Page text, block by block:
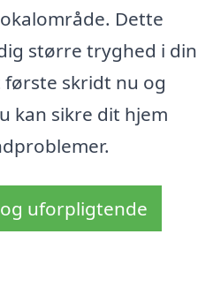
Dette
større tryghed i din
første skridt nu og
kan sikre dit hjem
uforpligtende